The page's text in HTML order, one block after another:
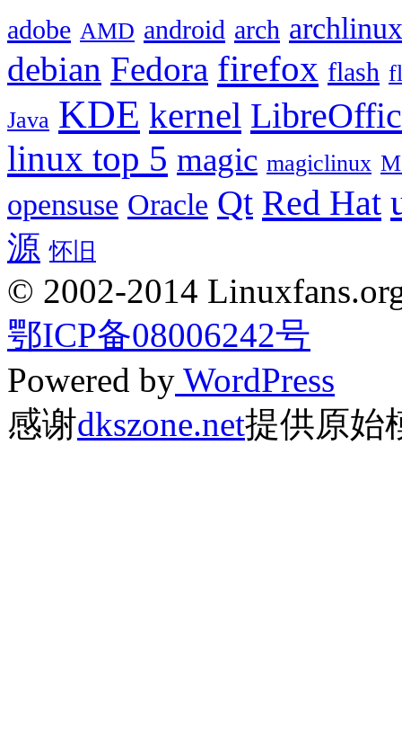
adobe AMD android arch archlinux
debian Fedora firefox flash
Java KDE kernel
linux top 5 magic magiclinux
opensuse Oracle Qt Red Hat
源 怀旧
© 2002-2014
鄂ICP备08006242号
Powered by WordPress
感谢dkszone.net提供原始